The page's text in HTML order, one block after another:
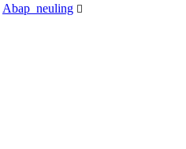
Abap_neuling